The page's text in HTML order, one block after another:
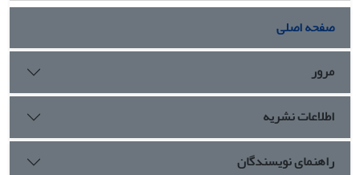
نیافت، بلکه با تبدیل شدن از یک باور قدسی به یک استراتژی
هویتی، زیرساخت‌های لازم برای پیوستگی تاریخی ایران و انتقال
صفحه اصلی
مرور
اطلاعات نشریه
راهنمای نویسندگان